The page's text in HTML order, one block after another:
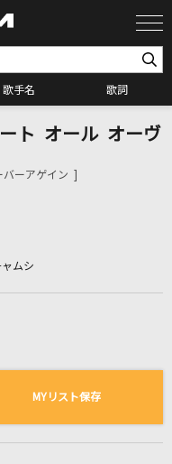
歌手名 歌詞
スト
る曲の一覧
い
ト オール オーヴ
ーアゲイン ]
ムシ
MYリスト保存